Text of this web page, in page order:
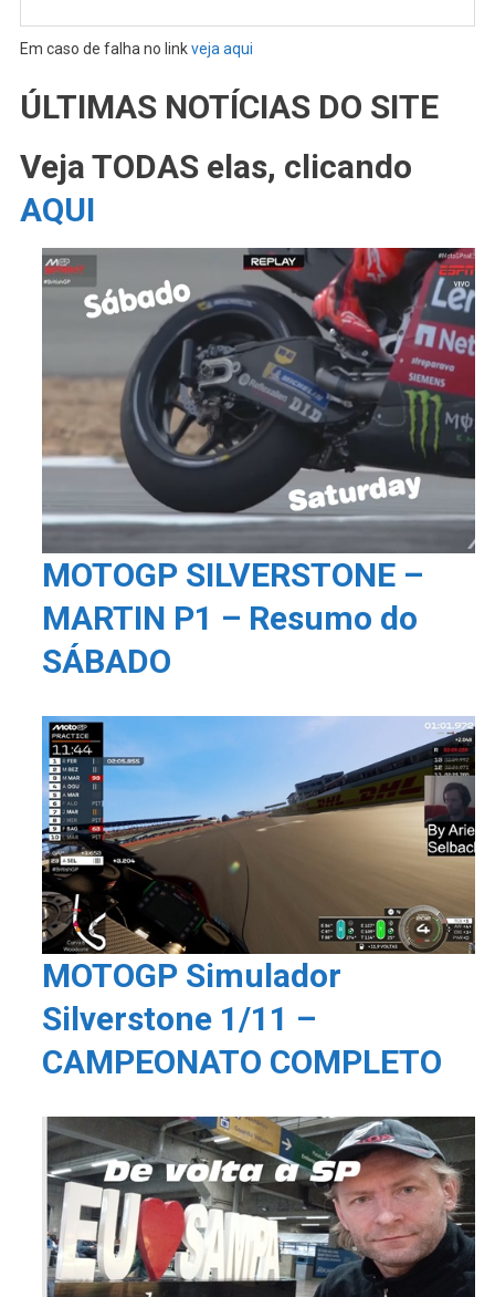
Em caso de falha no linkveja aqui
ÚLTIMAS NOTÍCIAS DO SITE
Veja TODAS elas, clicando
AQUI
MOTOGP SILVERSTONE –
MARTIN P1 – Resumo do
SÁBADO
MOTOGP Simulador
Silverstone 1/11 –
CAMPEONATO COMPLETO